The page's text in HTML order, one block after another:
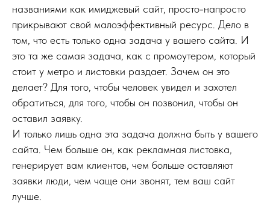
названиями как имиджевый сайт, просто-напросто
прикрывают свой малоэффективный ресурс. Дело в
том, что есть только одна задача у вашего сайта. И
это та же самая задача, как с промоутером, который
стоит у метро и листовки раздает. Зачем он это
делает? Для того, чтобы человек увидел и захотел
обратиться, для того, чтобы он позвонил, чтобы он
оставил заявку.
И только лишь одна эта задача должна быть у вашего
сайта. Чем больше он, как рекламная листовка,
генерирует вам клиентов, чем больше оставляют
заявки люди, чем чаще они звонят, тем ваш сайт
лучше.